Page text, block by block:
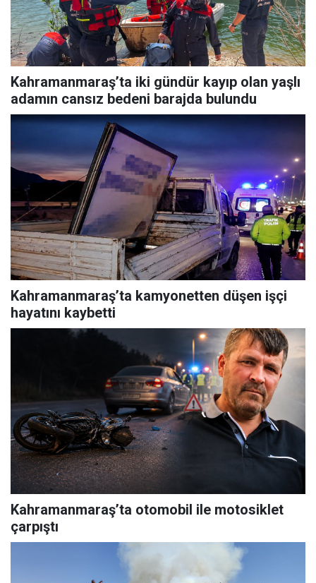
Kahramanmaraş’ta iki gündür kayıp olan yaşlı
adamın cansız bedeni barajda bulundu
Kahramanmaraş’ta kamyonetten düşen işçi
hayatını kaybetti
Kahramanmaraş’ta otomobil ile motosiklet
çarpıştı